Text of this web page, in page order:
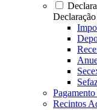
Recintos